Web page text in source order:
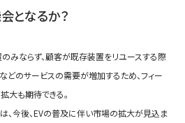
となるか？
みならず、顧客が既存装置をリユースする際
どのサービスの需要が増加するため、フィー
大も期待できる。
、今後、EVの普及に伴い市場の拡大が見込ま